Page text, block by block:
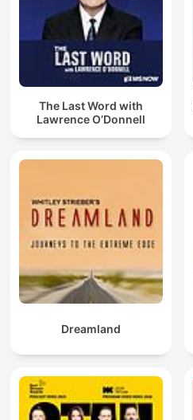
The Last Word with
Lawrence O’Donnell
Dreamland